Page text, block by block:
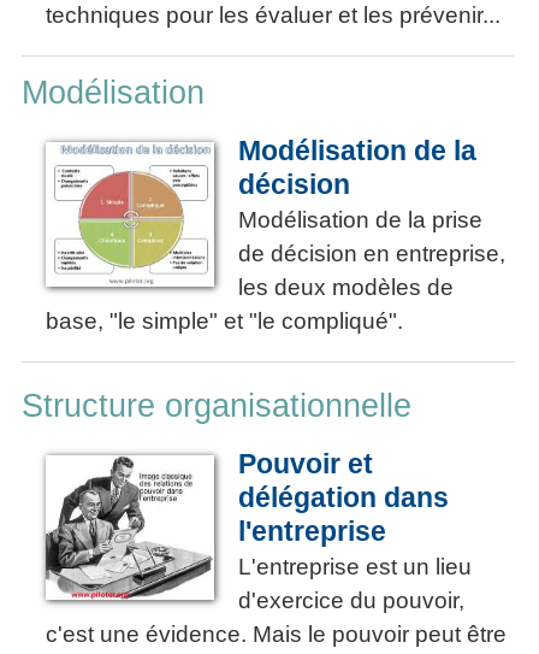
techniques pour les évaluer et les prévenir...
Modélisation
Modélisation de la
décision
Modélisation de la prise
de décision en entreprise,
les deux modèles de
base, "le simple" et "le compliqué".
Structure organisationnelle
Pouvoir et
délégation dans
l'entreprise
L'entreprise est un lieu
d'exercice du pouvoir,
c'est une évidence. Mais le pouvoir peut être